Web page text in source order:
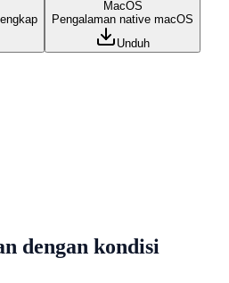
MacOS
Pengalaman native macOS
Unduh
dengan kondisi